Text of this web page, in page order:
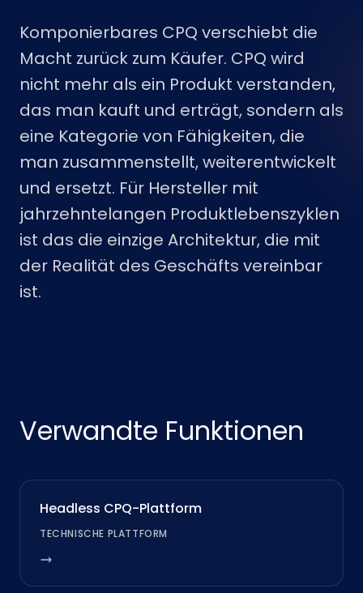
Komponierbares CPQ verschiebt die
Macht zurück zum Käufer. CPQ wird
nicht mehr als ein Produkt verstanden,
das man kauft und erträgt, sondern als
eine Kategorie von Fähigkeiten, die
man zusammenstellt, weiterentwickelt
und ersetzt. Für Hersteller mit
jahrzehntelangen Produktlebenszyklen
ist das die einzige Architektur, die mit
der Realität des Geschäfts vereinbar
ist.
Verwandte Funktionen
Headless CPQ-Plattform
TECHNISCHE PLATTFORM